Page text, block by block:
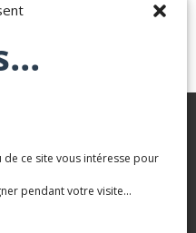
ce site vous intéresse pour
pendant votre visite...